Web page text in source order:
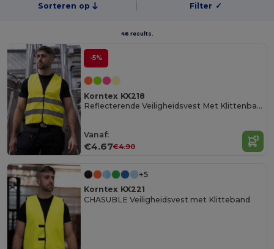
Sorteren op Filter ✓
46 results.
-5%
Korntex KX218
Reflecterende Veiligheidsvest Met Klittenbandsluiting
Vanaf:
€4.67€4.90
+5
Korntex KX221
CHASUBLE Veiligheidsvest met Klitteband